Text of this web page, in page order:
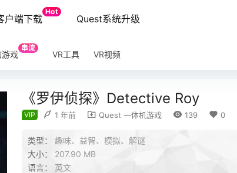
户端下载
Hot
Quest系统升级
游戏
串流
VR工具 VR视频
《罗伊侦探》Detective Roy
VIP 1 年前 Quest 一体机游戏 139 0
类型： 趣味、益智、模拟、解谜
大小： 207.90 MB
语言： 英文